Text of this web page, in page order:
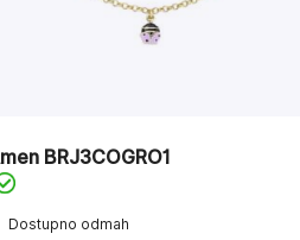
Dostupno odmah
BRJ3COGRO1